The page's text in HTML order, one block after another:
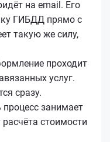
на email. Его
ГИБДД прямо с
такую же силу,
проходит
услуг.
сразу.
занимает
стоимости